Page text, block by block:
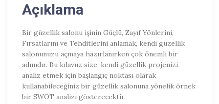
Açıklama
Bir güzellik salonu işinin Güçlü, Zayıf Yönlerini,
Fırsatlarını ve Tehditlerini anlamak, kendi güzellik
salonunuzu açmaya hazırlanırken çok önemli bir
adımdır. Bu kılavuz size, kendi güzellik projenizi
analiz etmek için başlangıç ​​noktası olarak
kullanabileceğiniz bir güzellik salonuna yönelik örnek
bir SWOT analizi gösterecektir.